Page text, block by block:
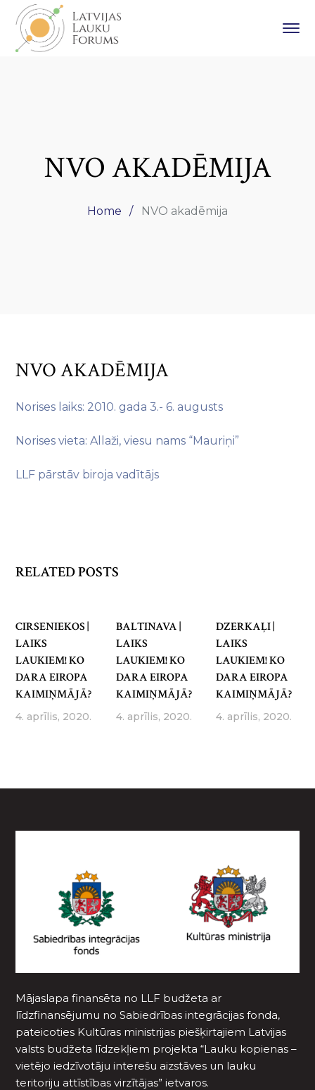
NVO AKADĒMIJA
Home NVO akadēmija
NVO AKADĒMIJA
Norises laiks: 2010. gada 3.- 6. augusts
Norises vieta: Allaži, viesu nams “Mauriņi”
LLF pārstāv biroja vadītājs
RELATED POSTS
CIRSENIEKOS |
LAIKS
LAUKIEM! KO
DARA EIROPA
KAIMIŅMĀJĀ?
4. aprīlis, 2020.
BALTINAVA |
LAIKS
LAUKIEM! KO
DARA EIROPA
KAIMIŅMĀJĀ?
4. aprīlis, 2020.
DZERKAĻI |
LAIKS
LAUKIEM! KO
DARA EIROPA
KAIMIŅMĀJĀ?
4. aprīlis, 2020.
Mājaslapa finansēta no LLF budžeta ar
līdzfinansējumu no Sabiedrības integrācijas fonda,
pateicoties Kultūras ministrijas piešķirtajiem Latvijas
valsts budžeta līdzekļiem projekta “Lauku kopienas –
vietējo iedzīvotāju interešu aizstāves un lauku
teritoriju attīstības virzītājas” ietvaros.